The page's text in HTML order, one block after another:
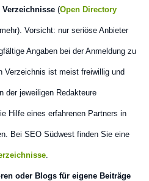
(Open Directory
Vorsicht: nur seriöse Anbieter
Angaben bei der Anmeldung zu
Verzeichnis ist meist freiwillig und
der jeweiligen Redakteure
Hilfe eines erfahrenen Partners in
Bei SEO Südwest finden Sie eine
oder Blogs für eigene Beiträge